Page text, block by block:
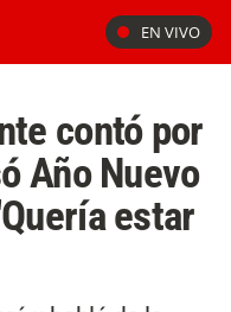
EN VIVO
contó por
Año Nuevo
estar